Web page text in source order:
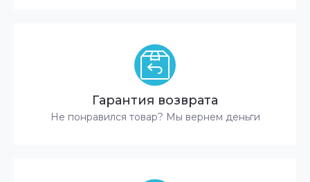
Гарантия возврата
Не понравился товар? Мы вернем деньги